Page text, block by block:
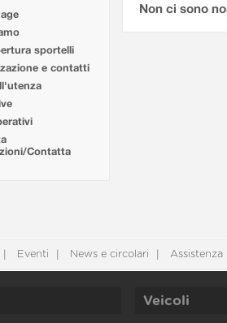
sportelli
e contatti
Contatta
Non ci sono
Eventi News e circolari Assistenza
Veicoli